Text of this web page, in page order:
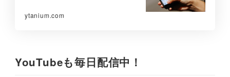
ytanium.com
YouTubeも毎日配信中！